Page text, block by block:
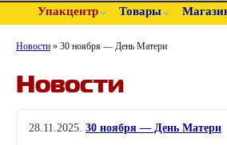
Упакцентр Товары
Новости » 30 ноября — День Матери
Новости
28.11.2025. 30 ноября — День Матери